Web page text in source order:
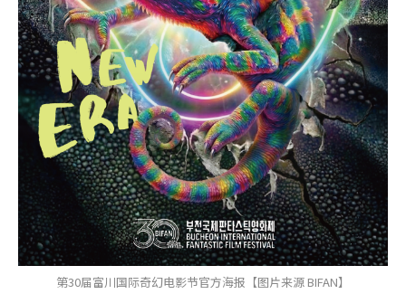
第30届富川国际奇幻电影节官方海报【图片来源 BIFAN】